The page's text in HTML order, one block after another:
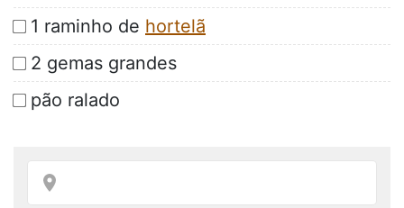
1 raminho de hortelã
2 gemas grandes
pão ralado